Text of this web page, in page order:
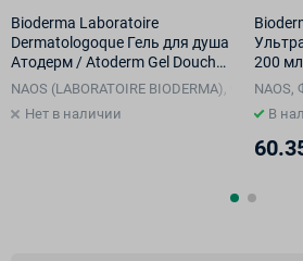
Bioderma Laboratoire
Dermatologoque Гель для душа
Атодерм / Atoderm Gel Douche
200 мл
NAOS (LABORATOIRE BIODERMA), Франция
Нет в наличии
200 мл
NAOS,
В